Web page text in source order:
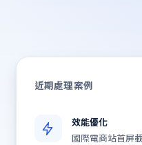
近期處理案例
效能優化
國際電商站首屏